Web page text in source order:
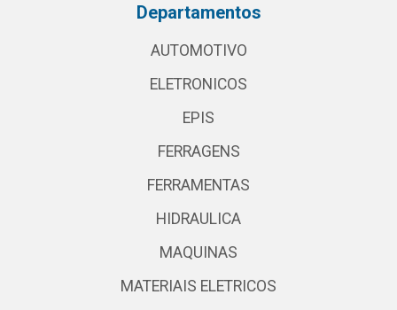
Departamentos
AUTOMOTIVO
ELETRONICOS
EPIS
FERRAGENS
FERRAMENTAS
HIDRAULICA
MAQUINAS
MATERIAIS ELETRICOS